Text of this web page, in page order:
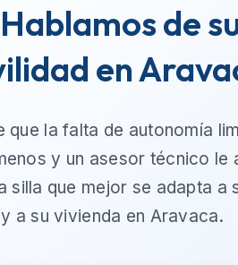
de
en
que la falta de autonomía
y un asesor técnico le
silla que mejor se adapta a
y a su vivienda en Aravaca.